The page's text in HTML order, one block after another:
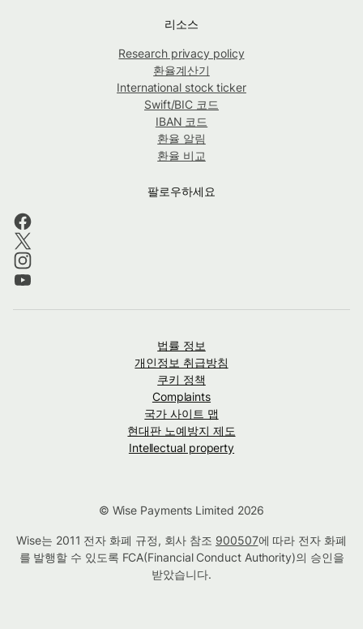
리소스
Research privacy policy
환율계산기
International stock ticker
Swift/BIC 코드
IBAN 코드
환율 알림
환율 비교
팔로우하세요
법률 정보
개인정보 취급방침
쿠키 정책
Complaints
국가 사이트 맵
현대판 노예방지 제도
Intellectual property
© Wise Payments Limited 2026
Wise는 2011 전자 화폐 규정, 회사 참조 900507에 따라 전자 화폐
를 발행할 수 있도록 FCA(Financial Conduct Authority)의 승인을
받았습니다.